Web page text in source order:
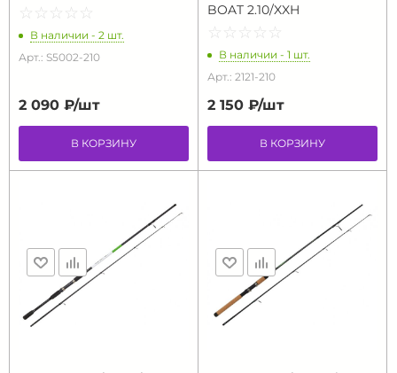
☆ ☆ ☆ ☆ ☆
★ ★ ★ ★ ★
В наличии - 2 шт.
Арт.: S5002-210
2 090 ₽/шт
В КОРЗИНУ
BOAT 2.10/XXH
☆ ☆ ☆ ☆ ☆
★ ★ ★ ★ ★
В наличии - 1 шт.
Арт.: 2121-210
2 150 ₽/шт
В КОРЗИНУ